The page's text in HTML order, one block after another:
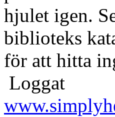
hjulet igen.
biblioteks
för att hitta
Loggat